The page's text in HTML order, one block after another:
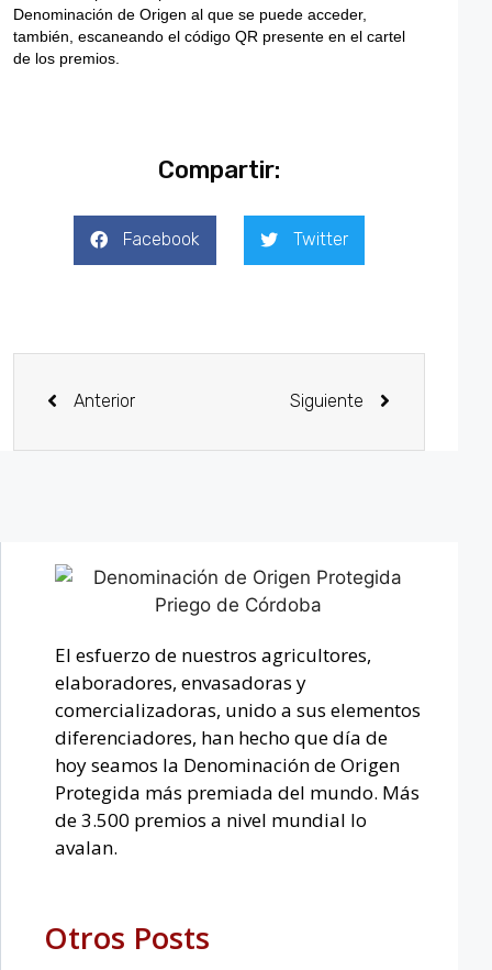
Denominación de Origen al que se puede acceder,
también, escaneando el código QR presente en el cartel
de los premios.
Compartir:
Facebook Twitter
Anterior Siguiente
El esfuerzo de nuestros agricultores,
elaboradores, envasadoras y
comercializadoras, unido a sus elementos
diferenciadores, han hecho que día de
hoy seamos la Denominación de Origen
Protegida más premiada del mundo. Más
de 3.500 premios a nivel mundial lo
avalan.
Otros Posts